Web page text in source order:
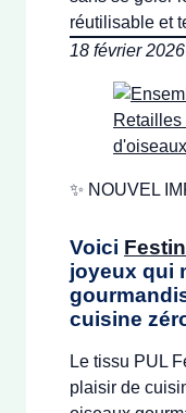
réutilisable et
18 février 2026
✨ NOUVEL
Voici
joyeux qui
cuisine
Le tissu PUL
plaisir de